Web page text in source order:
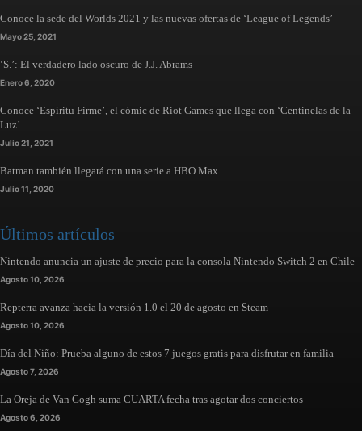
Conoce la sede del Worlds 2021 y las nuevas ofertas de ‘League of Legends’
Mayo 25, 2021
‘S.’: El verdadero lado oscuro de J.J. Abrams
Enero 6, 2020
Conoce ‘Espíritu Firme’, el cómic de Riot Games que llega con ‘Centinelas de la
Luz’
Julio 21, 2021
Batman también llegará con una serie a HBO Max
Julio 11, 2020
Últimos artículos
Nintendo anuncia un ajuste de precio para la consola Nintendo Switch 2 en Chile
Agosto 10, 2026
Repterra avanza hacia la versión 1.0 el 20 de agosto en Steam
Agosto 10, 2026
Día del Niño: Prueba alguno de estos 7 juegos gratis para disfrutar en familia
Agosto 7, 2026
La Oreja de Van Gogh suma CUARTA fecha tras agotar dos conciertos
Agosto 6, 2026